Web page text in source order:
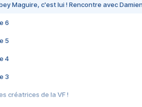
Maguire, c'est lui ! Rencontre avec
6
5
4
3
créatrices de la VF !